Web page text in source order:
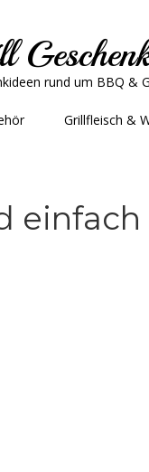
rund um BBQ &
Grillfleisch &
einfach